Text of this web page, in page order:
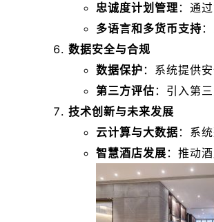
忠诚度计划管理 ：通
多语言和多货币支持
数据安全与合规
数据保护 ：系统提供
第三方评估 ：引入第
技术创新与未来发展
云计算与大数据 ：系
智慧酒店发展 ：推动